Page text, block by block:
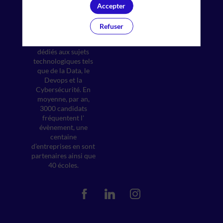
David Berenfus et
Ritchy Cohen, Eden
Forums est spécialisé
dans l’organisation
dédiés aux sujets
technologiques tels
que de la Data, le
Devops et la
Cybersécurité. En
moyenne, par an,
3000 candidats
fréquentent l'
évènement, une
centaine
d’entreprises en sont
partenaires ainsi que
40 écoles.
Accepter
Refuser